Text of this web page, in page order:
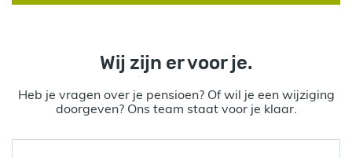
Wij zijn er voor je.
Heb je vragen over je pensioen? Of wil je een wijziging
doorgeven? Ons team staat voor je klaar.